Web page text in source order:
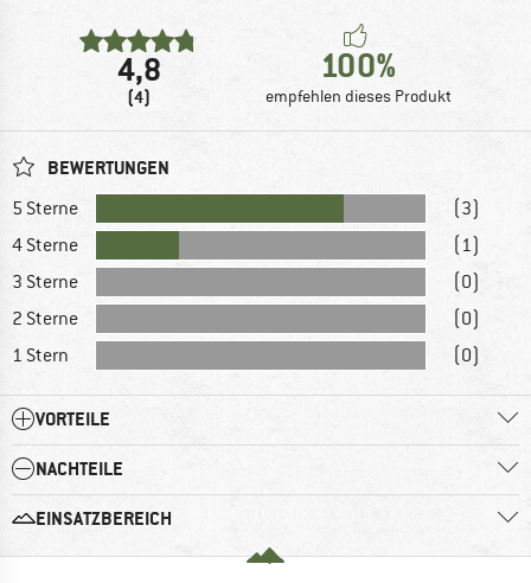
4,8
(4)
100%
empfehlen dieses Produkt
BEWERTUNGEN
5 Sterne
(3)
4 Sterne
(1)
3 Sterne
(0)
2 Sterne
(0)
1 Stern
(0)
VORTEILE
NACHTEILE
EINSATZBEREICH